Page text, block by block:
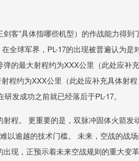
剑客”具体指哪些机型）的作战能力得
全球军界，PL-17的出现被普遍认为是
的最大射程约为XXX公里（此处应补
程约为XXX公里（此处应补充具体射
发成功之前就已经落后于PL-17。
程。 更重要的是，双脉冲固体火箭发
以逾越的技术门槛。 未来，空战的战
现，正预示着未来空战规则的重大变